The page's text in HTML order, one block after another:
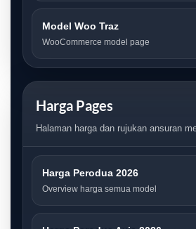
Model Woo Traz
WooCommerce model page
Harga Pages
Halaman harga dan rujukan ansuran
Harga Perodua 2026
Overview harga semua model